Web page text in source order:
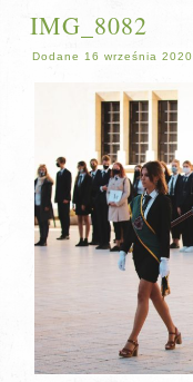
IMG_8082
Dodane 16 września 2020